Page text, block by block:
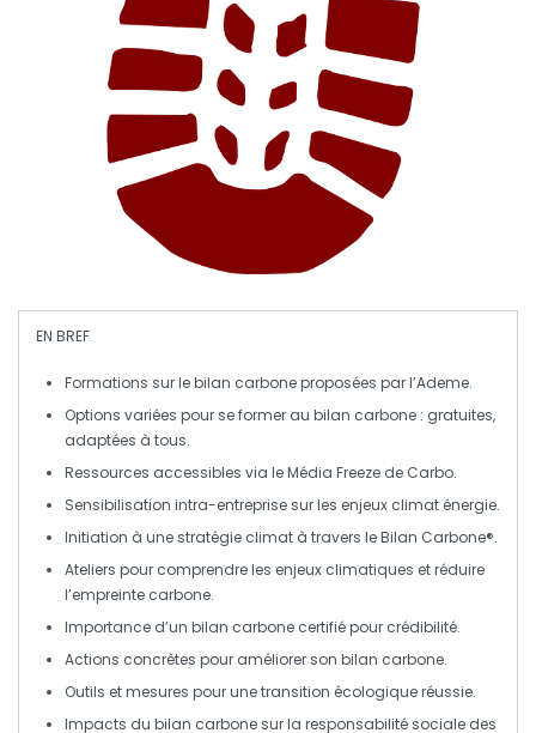
EN BREF
Formations sur lebilan carboneproposées par l’Ademe.
Options variées pour se former au bilan carbone : gratuites,
adaptées à tous.
Ressources accessibles via leMédia Freeze de Carbo.
Sensibilisation intra-entreprise sur les enjeux climat énergie.
Initiation à une stratégie climat à travers leBilan Carbone®.
Ateliers pour comprendre les enjeux climatiques etréduire
l’empreinte carbone.
Importance d’un bilan carbone certifiépour crédibilité.
Actions concrètes pour améliorer son bilan carbone.
Outils et mesures pour unetransition écologiqueréussie.
Impacts du bilan carbone sur la responsabilité sociale des